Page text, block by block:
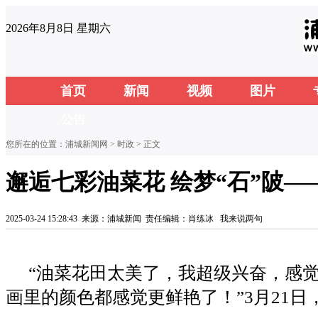
2026年8月8日 星期六
首页 新闻 视频 图片
您所在的位置： 浦城新闻网 > 时政 > 正文
邂逅七彩油菜花 绘梦“石”陂
2025-03-24 15:28:43 来源：浦城新闻 责任编辑：肖练冰 我来说两句
“油菜花田太美了，我超级兴奋，感
画里的颜色都感觉更鲜艳了！”3月21日